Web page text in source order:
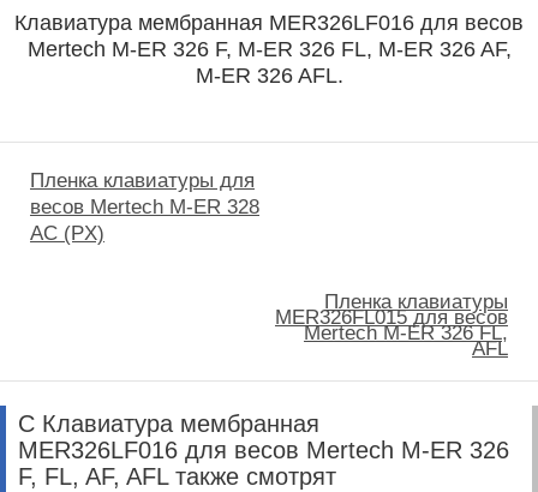
Клавиатура мембранная MER326LF016 для весов
Mertech M-ER 326 F, M-ER 326 FL, M-ER 326 AF,
M-ER 326 AFL.
Пленка клавиатуры для
весов Mertech M-ER 328
AC (PX)
Пленка клавиатуры
MER326FL015 для весов
Mertech M-ER 326 FL,
AFL
С Клавиатура мембранная
MER326LF016 для весов Mertech M-ER 326
F, FL, AF, AFL также смотрят